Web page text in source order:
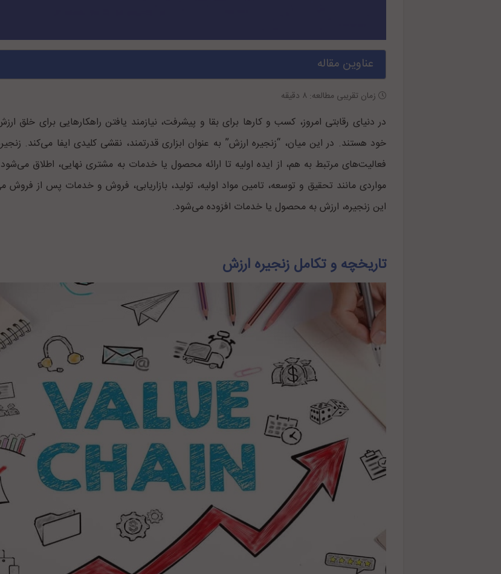
عناوین مقاله
زمان تقریبی مطالعه: ۸ دقیقه
در دنیای رقابتی امروز، کسب و کارها برای بقا و پیشرفت، نیازمند یافتن راهکارهایی برای خلق
خود هستند. در این میان، “زنجیره ارزش” به عنوان ابزاری قدرتمند، نقشی کلیدی ایفا می‌کند.
فعالیت‌های مرتبط به هم، از ایده اولیه تا ارائه محصول یا خدمات به مشتری نهایی، اطلاق
مواردی مانند تحقیق و توسعه، تامین مواد اولیه، تولید، بازاریابی، فروش و خدمات پس از فروش
این زنجیره، ارزش به محصول یا خدمات افزوده می‌شود.
تاریخچه و تکامل زنجیره ارزش